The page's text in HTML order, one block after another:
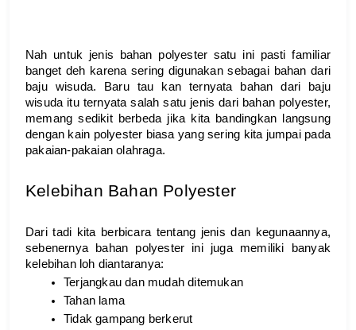
Nah untuk jenis bahan polyester satu ini pasti familiar
banget deh karena sering digunakan sebagai bahan dari
baju wisuda. Baru tau kan ternyata bahan dari baju
wisuda itu ternyata salah satu jenis dari bahan polyester,
memang sedikit berbeda jika kita bandingkan langsung
dengan kain polyester biasa yang sering kita jumpai pada
pakaian-pakaian olahraga.
Kelebihan Bahan Polyester
Dari tadi kita berbicara tentang jenis dan kegunaannya,
sebenernya bahan polyester ini juga memiliki banyak
kelebihan loh diantaranya:
Terjangkau dan mudah ditemukan
Tahan lama
Tidak gampang berkerut